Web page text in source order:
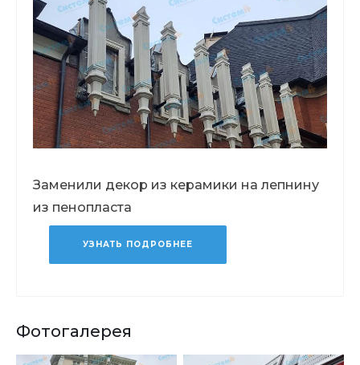
Заменили декор из керамики на лепнину
из пенопласта
УЗНАТЬ ПОДРОБНЕЕ
Фотогалерея